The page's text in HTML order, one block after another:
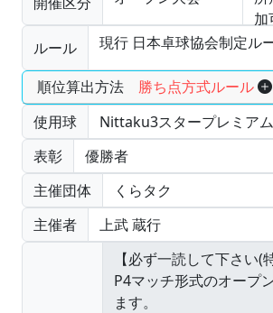
加
ルール
現行 日本卓球協会制定ル
順位算出方法 勝ち点方式ルール
使用球
Nittaku3スタープレミア
表彰
優勝者
主催団体
くらタク
主催者
上武 蔵行